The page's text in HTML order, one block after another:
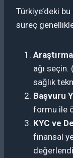
Türkiye’deki
süreç
Araştırma
ağı
sağlık
Başvuru
formu ile
KYC ve
finansal